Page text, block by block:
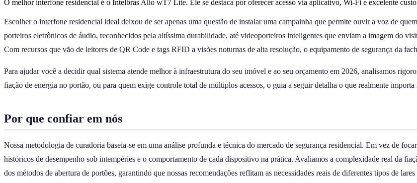
O melhor interfone residencial é o Intelbras Allo wT7 Lite. Ele se destaca por oferecer acesso via aplicativo, Wi-Fi e excelente
Escolher o interfone residencial ideal deixou de ser apenas uma questão de instalar uma campainha que permite ouvir a voz de
porteiros eletrônicos de áudio, reconhecidos pela altíssima durabilidade, até videoporteiros inteligentes que enviam a imagem do
Com recursos que vão de leitores de QR Code e tags RFID a visões noturnas de alta resolução, o equipamento de segurança da
Para ajudar você a decidir qual sistema atende melhor à infraestrutura do seu imóvel e ao seu orçamento em 2026, analisamos
fiação de energia no portão, ou para quem exige controle total de múltiplos acessos, o guia a seguir detalha o que realmente importa
Por que confiar em nós
Nossa metodologia de curadoria baseia-se em uma análise profunda e técnica do mercado de segurança residencial. Em vez de
históricos de desempenho sob intempéries e o comportamento de cada dispositivo na prática. Avaliamos a complexidade real da
dos métodos de abertura de portões, garantindo que nossas recomendações reflitam as necessidades reais de diferentes tipos de